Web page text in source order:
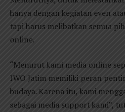
hanya dengan kegiatan even
tapi harus melibatkan semua
online.
“Menurut kami media online
IWO Jatim memiliki peran
budaya. Karena itu, kami
sebagai media support kami”,